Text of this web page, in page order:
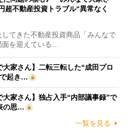
超不動産投資トラブル“異常なく
てきた不動産投資商品「みんなで
を迎えている…
大家さん】二転三転した“成田プロ
起き…
大家さん】独占入手“内部議事録”で
の思…
一覧を見る